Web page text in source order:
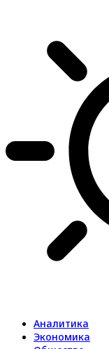
Аналитика
Экономика